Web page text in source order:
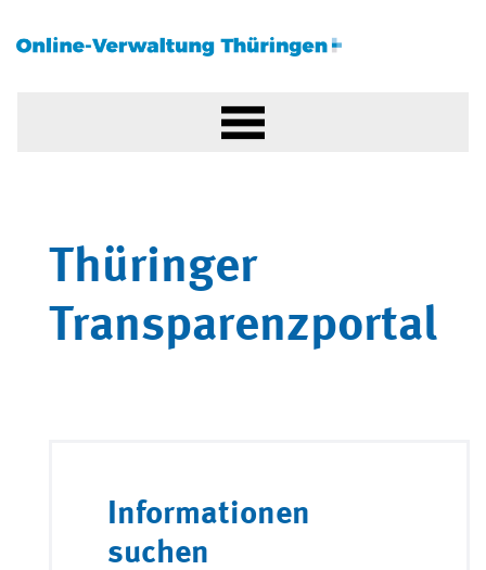
Thüringer
Transparenzportal
Informationen
suchen